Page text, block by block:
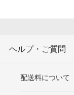
ヘルプ・ご質問
配送料について